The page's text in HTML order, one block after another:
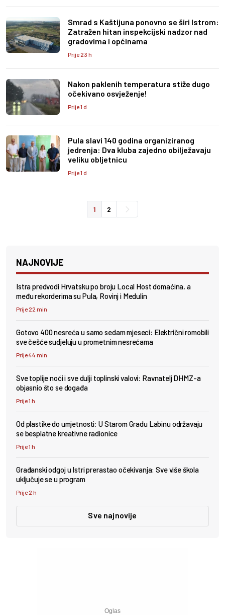
Smrad s Kaštijuna ponovno se širi Istrom:
Zatražen hitan inspekcijski nadzor nad
gradovima i općinama
Prije 23 h
Nakon paklenih temperatura stiže dugo
očekivano osvježenje!
Prije 1 d
Pula slavi 140 godina organiziranog
jedrenja: Dva kluba zajedno obilježavaju
veliku obljetnicu
Prije 1 d
1 2
NAJNOVIJE
Istra predvodi Hrvatsku po broju Local Host domaćina, a
među rekorderima su Pula, Rovinj i Medulin
Prije 22 min
Gotovo 400 nesreća u samo sedam mjeseci: Električni romobili
sve češće sudjeluju u prometnim nesrećama
Prije 44 min
Sve toplije noći i sve dulji toplinski valovi: Ravnatelj DHMZ-a
objasnio što se događa
Prije 1 h
Od plastike do umjetnosti: U Starom Gradu Labinu održavaju
se besplatne kreativne radionice
Prije 1 h
Građanski odgoj u Istri prerastao očekivanja: Sve više škola
uključuje se u program
Prije 2 h
Sve najnovije